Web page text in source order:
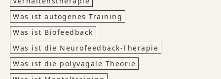
Was ist autogenes Training
Was ist Biofeedback
Was ist die Neurofeedback-Therapie
Was ist die polyvagale Theorie